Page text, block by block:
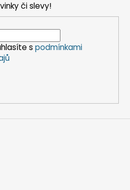
či slevy!
s podmínkami